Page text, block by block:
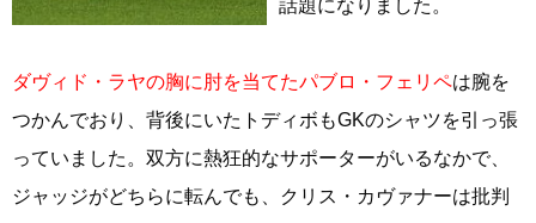
話題になりました。
ダヴィド・ラヤの胸に肘を当てたパブロ・フェリペは腕を
つかんでおり、背後にいたトディボもGKのシャツを引っ張
っていました。双方に熱狂的なサポーターがいるなかで、
ジャッジがどちらに転んでも、クリス・カヴァナーは批判